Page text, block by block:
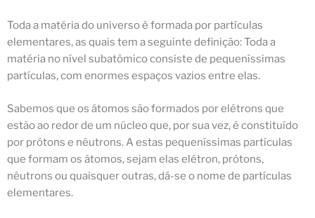
Toda a matéria do universo é formada por partículas
elementares, as quais tem a seguinte definição: Toda a
matéria no nível subatômico consiste de pequeníssimas
partículas, com enormes espaços vazios entre elas.
Sabemos que os átomos são formados por elétrons que
estão ao redor de um núcleo que, por sua vez, é constituído
por prótons e nêutrons. A estas pequeníssimas partículas
que formam os átomos, sejam elas elétron, prótons,
nêutrons ou quaisquer outras, dá-se o nome de partículas
elementares.